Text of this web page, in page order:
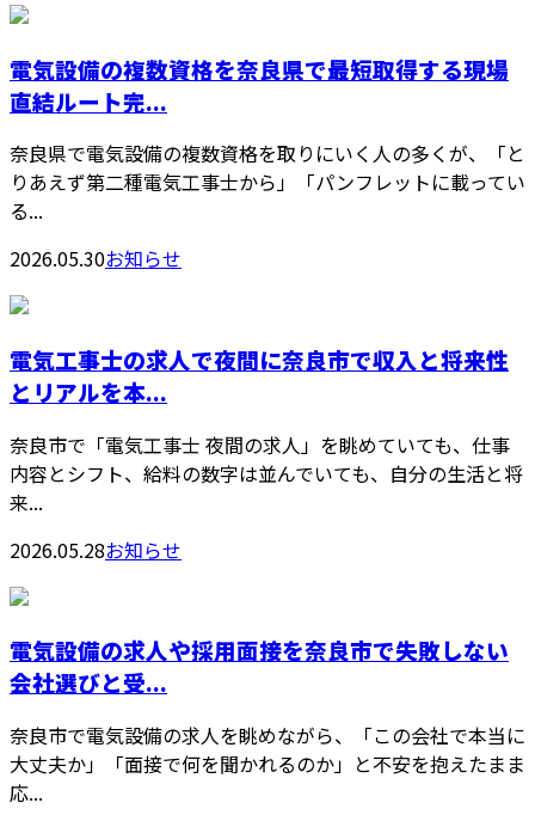
電気設備の複数資格を奈良県で最短取得する現場
直結ルート完...
奈良県で電気設備の複数資格を取りにいく人の多くが、「と
りあえず第二種電気工事士から」「パンフレットに載ってい
る...
2026.05.30お知らせ
電気工事士の求人で夜間に奈良市で収入と将来性
とリアルを本...
奈良市で「電気工事士 夜間の求人」を眺めていても、仕事
内容とシフト、給料の数字は並んでいても、自分の生活と将
来...
2026.05.28お知らせ
電気設備の求人や採用面接を奈良市で失敗しない
会社選びと受...
奈良市で電気設備の求人を眺めながら、「この会社で本当に
大丈夫か」「面接で何を聞かれるのか」と不安を抱えたまま
応...